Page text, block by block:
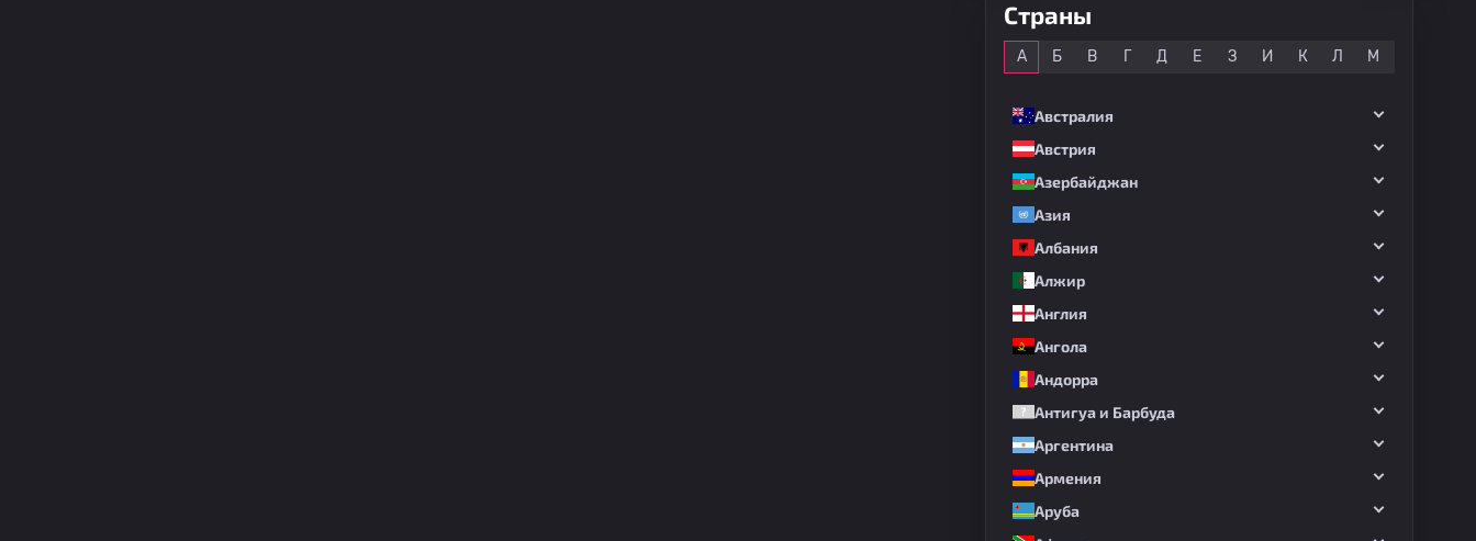
Страны
А Б В Г Д Е З И К Л М
Австралия
Австрия
Азербайджан
Азия
Албания
Алжир
Англия
Ангола
Андорра
Антигуа и Барбуда
Аргентина
Армения
Аруба